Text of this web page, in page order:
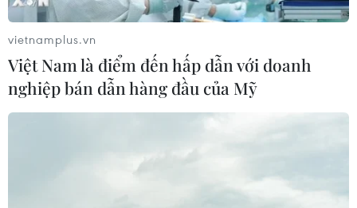
Tăng tốc giải ngân đầu tư công,
chấm dứt tâm lý trông chờ
05/08/2026 07:39
Hoàn thiện khuôn khổ pháp lý về
vietnamplus.vn
Việt Nam là điểm đến hấp dẫn với doanh
nghiệp bán dẫn hàng đầu của Mỹ